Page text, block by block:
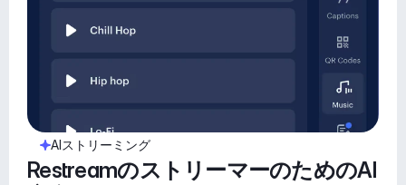
AIストリーミング
RestreamのストリーマーのためのAI